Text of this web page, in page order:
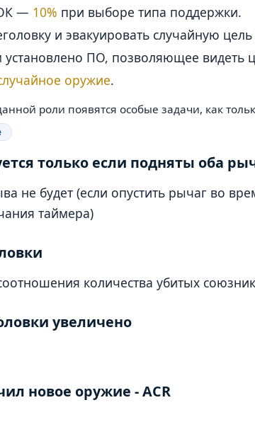
— 10% при выборе типа поддержки.
и эвакуировать случайную
установлено ПО, позволяющее видеть
оружие.
роли появятся особые задачи, как
только если подняты оба
не будет (если опустить рычаг во
таймера)
количества убитых
увеличено
новое оружие - ACR